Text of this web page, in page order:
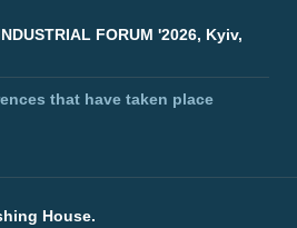
FORUM '2026, Kyiv,
that have taken place
House.